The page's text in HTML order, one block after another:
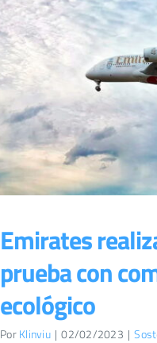
Emirates
prueba con
ecológico
PorKlinviu | 02/02/2023 |